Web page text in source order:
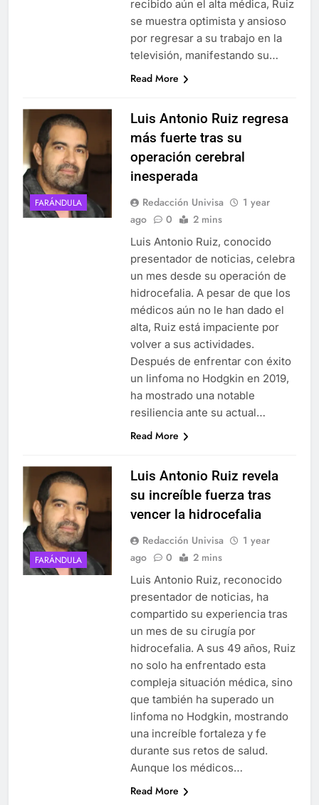
recibido aún el alta médica, Ruiz
se muestra optimista y ansioso
por regresar a su trabajo en la
televisión, manifestando su…
Read More
FARÁNDULA
Luis Antonio Ruiz regresa
más fuerte tras su
operación cerebral
inesperada
Redacción Univisa
1 year
ago
0 2 mins
Luis Antonio Ruiz, conocido
presentador de noticias, celebra
un mes desde su operación de
hidrocefalia. A pesar de que los
médicos aún no le han dado el
alta, Ruiz está impaciente por
volver a sus actividades.
Después de enfrentar con éxito
un linfoma no Hodgkin en 2019,
ha mostrado una notable
resiliencia ante su actual…
Read More
FARÁNDULA
Luis Antonio Ruiz revela
su increíble fuerza tras
vencer la hidrocefalia
Redacción Univisa
1 year
ago
0 2 mins
Luis Antonio Ruiz, reconocido
presentador de noticias, ha
compartido su experiencia tras
un mes de su cirugía por
hidrocefalia. A sus 49 años, Ruiz
no solo ha enfrentado esta
compleja situación médica, sino
que también ha superado un
linfoma no Hodgkin, mostrando
una increíble fortaleza y fe
durante sus retos de salud.
Aunque los médicos…
Read More